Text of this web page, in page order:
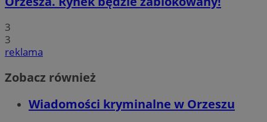
3
3
reklama
Zobacz również
Wiadomości kryminalne w Orzeszu
.youtube.com
tygodnie